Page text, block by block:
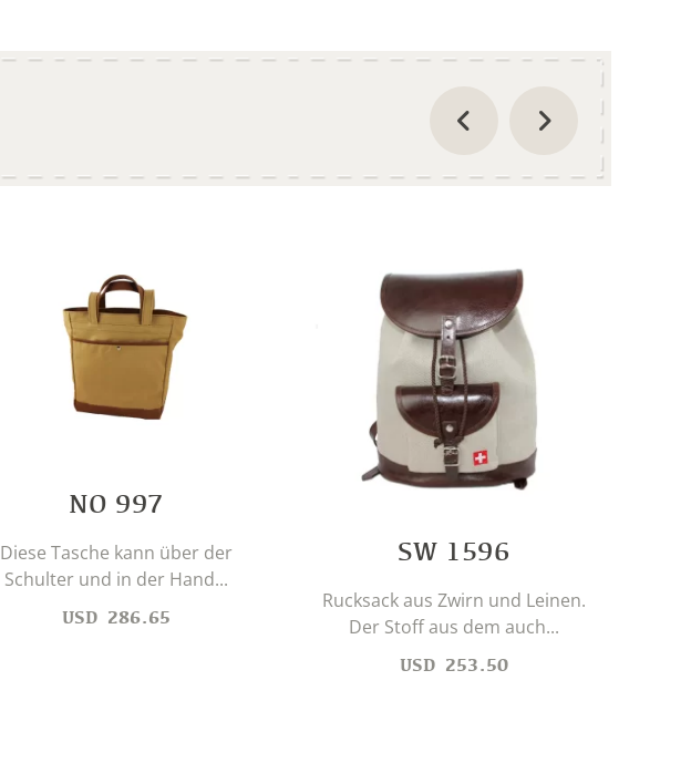
NO 997
Diese Tasche kann über der
Schulter und in der Hand...
USD 286.65
SW 1596
Rucksack aus Zwirn und Leinen.
Der Stoff aus dem auch...
USD 253.50